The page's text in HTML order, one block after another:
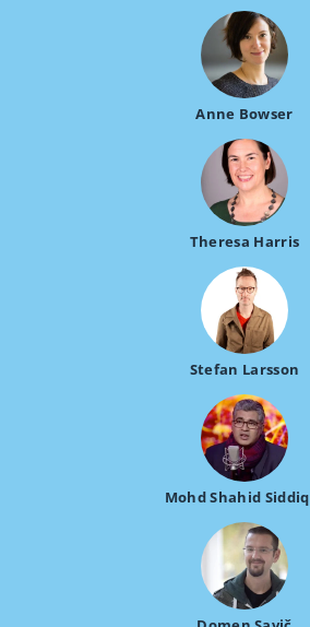
Anne Bowser
Theresa Harris
Stefan Larsson
Mohd Shahid